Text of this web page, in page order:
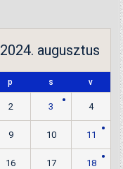
2024. augusztus
p s v
2 3 4
9 10 11
16 17 18